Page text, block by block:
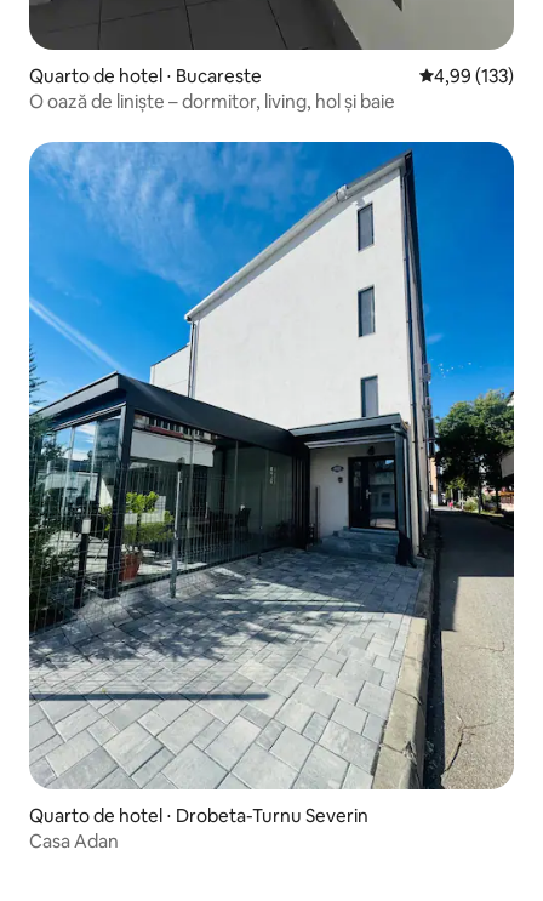
Quarto de hotel ⋅ Bucareste 4,99 de uma
4,99 (133)
O oază de liniște – dormitor, living, hol și baie
Quarto de hotel ⋅ Drobeta-Turnu Severin
Casa Adan